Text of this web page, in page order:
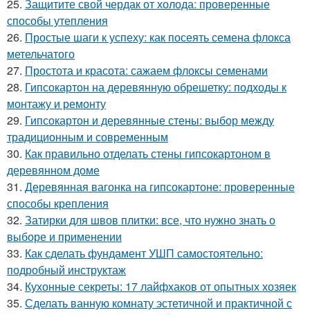
25. Защитите свой чердак от холода: проверенные
способы утепления
26. Простые шаги к успеху: как посеять семена флокса
метельчатого
27. Простота и красота: сажаем флоксы семенами
28. Гипсокартон на деревянную обрешетку: подходы к
монтажу и ремонту
29. Гипсокартон и деревянные стены: выбор между
традиционным и современным
30. Как правильно отделать стены гипсокартоном в
деревянном доме
31. Деревянная вагонка на гипсокартоне: проверенные
способы крепления
32. Затирки для швов плитки: все, что нужно знать о
выборе и применении
33. Как сделать фундамент УШП самостоятельно:
подробный инструктаж
34. Кухонные секреты: 17 лайфхаков от опытных хозяек
35. Сделать ванную комнату эстетичной и практичной с